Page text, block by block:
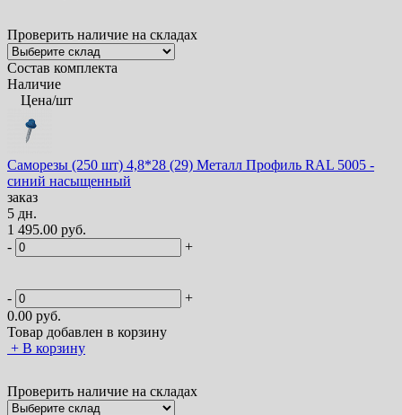
Проверить наличие на складах
Состав комплекта
Наличие
Цена/шт
Саморезы (250 шт) 4,8*28 (29) Металл Профиль RAL 5005 -
синий насыщенный
заказ
5 дн.
1 495.00 руб.
-
+
-
+
0.00 руб.
Товар добавлен в корзину
+ В корзину
Проверить наличие на складах